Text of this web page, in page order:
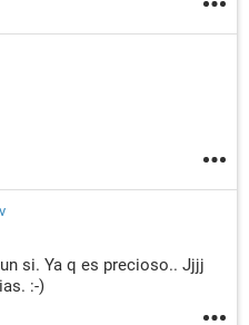
si. Ya q es precioso.. Jjjj
:-)